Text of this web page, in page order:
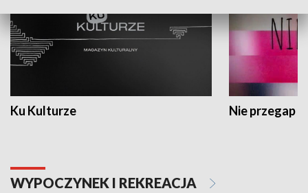
Ku Kulturze Nie przegap
WYPOCZYNEK I REKREACJA